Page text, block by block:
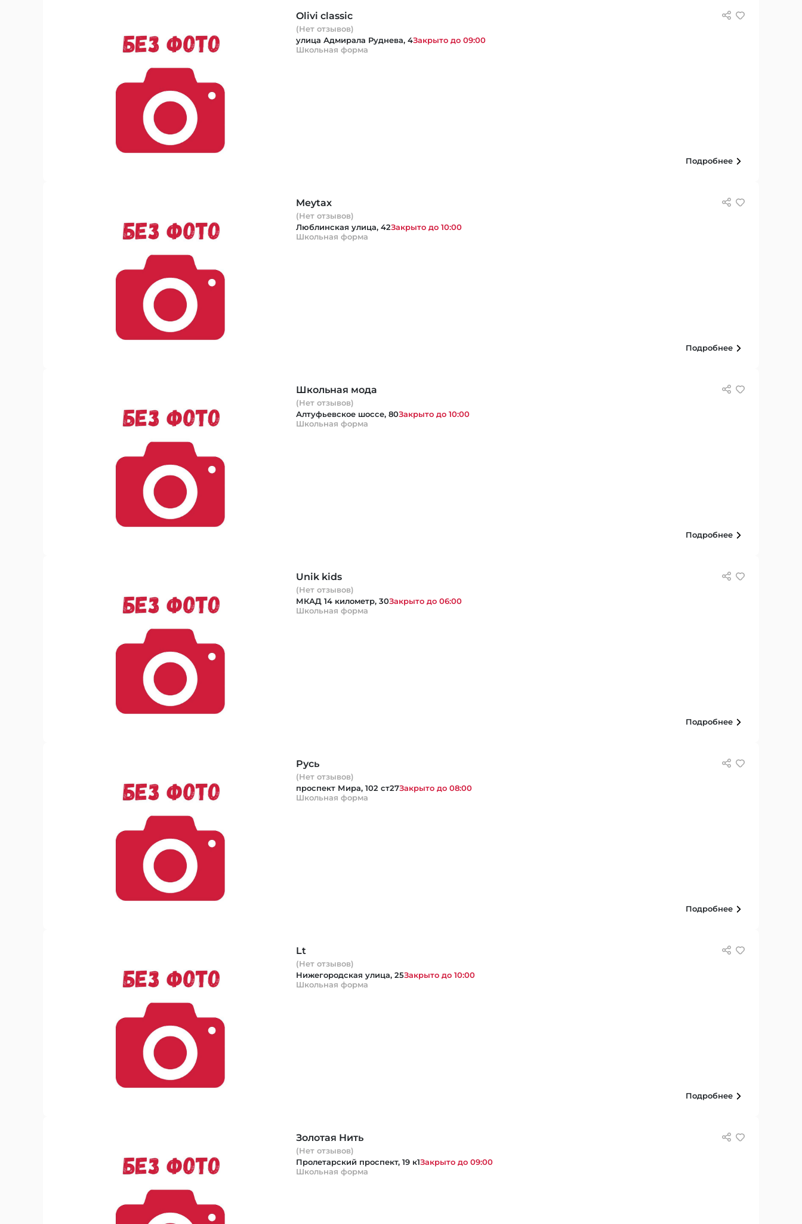
Olivi classic
(Нет отзывов)
улица Адмирала Руднева, 4Закрыто до 09:00
Школьная форма
Подробнее
Meytax
(Нет отзывов)
Люблинская улица, 42Закрыто до 10:00
Школьная форма
Подробнее
Школьная мода
(Нет отзывов)
Алтуфьевское шоссе, 80Закрыто до 10:00
Школьная форма
Подробнее
Unik kids
(Нет отзывов)
МКАД 14 километр, 30Закрыто до 06:00
Школьная форма
Подробнее
Русь
(Нет отзывов)
проспект Мира, 102 ст27Закрыто до 08:00
Школьная форма
Подробнее
Lt
(Нет отзывов)
Нижегородская улица, 25Закрыто до 10:00
Школьная форма
Подробнее
Золотая Нить
(Нет отзывов)
Пролетарский проспект, 19 к1Закрыто до 09:00
Школьная форма